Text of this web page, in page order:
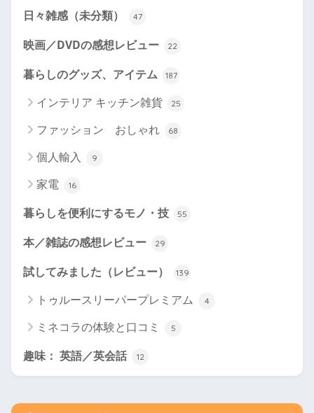
日々雑感（未分類） 47
映画／DVDの感想レビュー 22
暮らしのグッズ、アイテム 187
インテリア キッチン雑貨 25
ファッション おしゃれ 68
個人輸入 9
家電 16
暮らしを便利にするモノ・技 55
本／雑誌の感想レビュー 29
試してみました（レビュー） 139
トゥルースリーパープレミアム 4
ミネコラの体験と口コミ 5
趣味： 英語／英会話 12